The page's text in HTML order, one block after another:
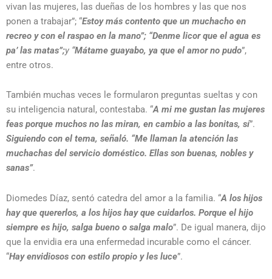
vivan las mujeres, las dueñas de los hombres y las que nos
ponen a trabajar”; “Estoy más contento que un muchacho en
recreo y con el raspao en la mano”; “Denme licor que el agua es
pa’ las matas”;y “Mátame guayabo, ya que el amor no pudo”,
entre otros.
También muchas veces le formularon preguntas sueltas y con
su inteligencia natural, contestaba. “A mi me gustan las mujeres
feas porque muchos no las miran, en cambio a las bonitas, sí”.
Siguiendo con el tema, señaló. “Me llaman la atención las
muchachas del servicio doméstico. Ellas son buenas, nobles y
sanas”.
Diomedes Díaz, sentó catedra del amor a la familia. “A los hijos
hay que quererlos, a los hijos hay que cuidarlos. Porque el hijo
siempre es hijo, salga bueno o salga malo”. De igual manera, dijo
que la envidia era una enfermedad incurable como el cáncer.
“Hay envidiosos con estilo propio y les luce”.